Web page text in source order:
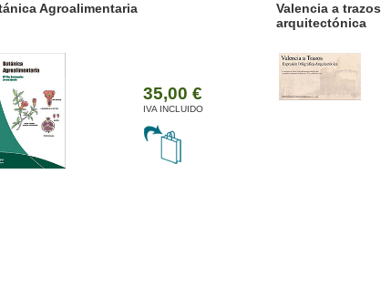
35,00 €
IVA INCLUIDO
Valencia a trazos: expresión poligráfica